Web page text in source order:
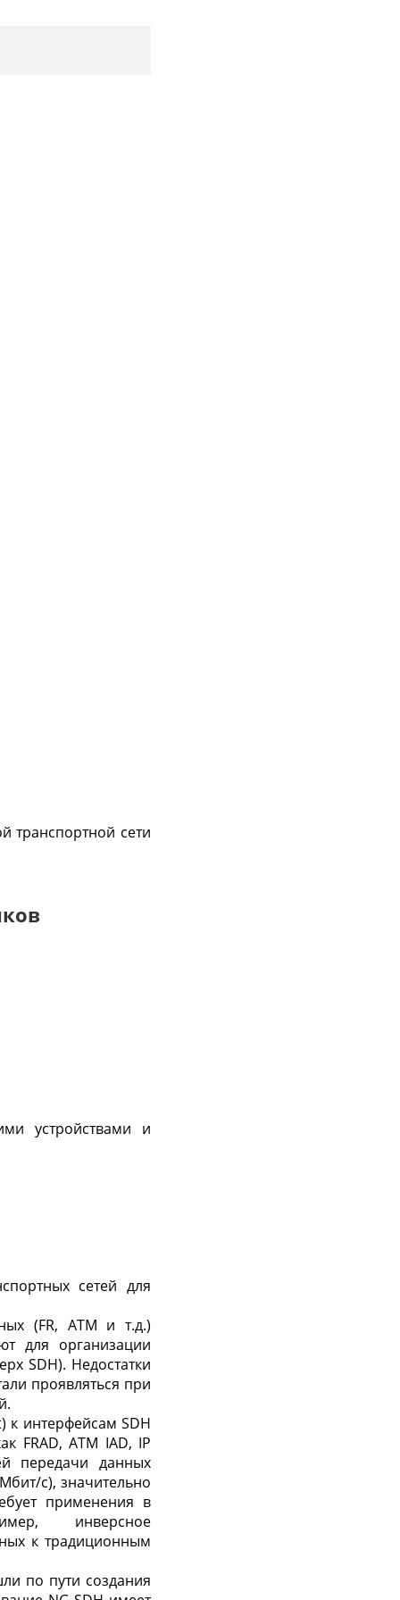
транспортной сети
устройствами и
сетей для
(FR, ATM и т.д.)
для организации
SDH). Недостатки
проявляться при
к интерфейсам SDH
FRAD, ATM IAD, IP
передачи данных
с), значительно
применения в
инверсное
к традиционным
по пути создания